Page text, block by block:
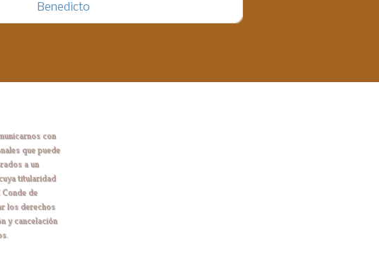
Benedicto
con
que puede
a un
titularidad
de
los derechos
y cancelación